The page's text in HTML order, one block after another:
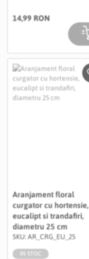
14,99 RON
Aranjament floral
curgator cu hortensie,
eucalipt si trandafiri,
diametru 25 cm
SKU: AR_CRG_EU_25
IN STOC